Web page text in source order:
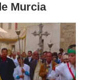
Murcia